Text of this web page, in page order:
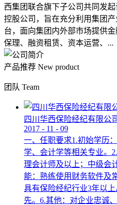
西集团联合旗下子公司共同发
控股公司，旨在充分利用集团
台，面向集团内外部市场提供
保理、融资租赁、资本运营、...
产品推荐 New product
团队 Team
四川华西保险经纪有限公
2017 - 11 - 09
一、任职要求1.初始学历
学、会计学等相关专业。
理会计师及以上；中级会
能：熟练使用财务软件及
具有保险经纪行业3年以
先。6.其他：对企业忠诚